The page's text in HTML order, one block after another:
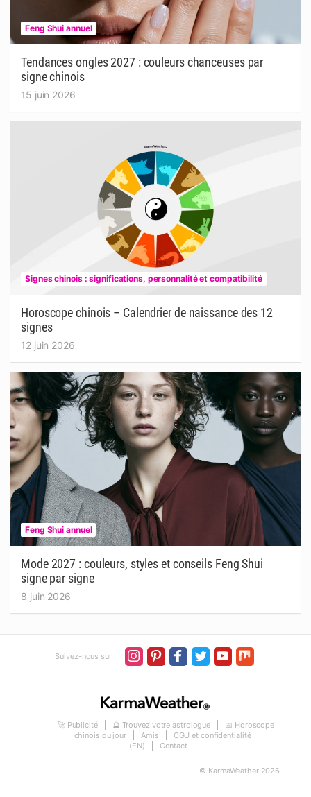
Feng Shui annuel
Tendances ongles 2027 : couleurs chanceuses par
signe chinois
15 juin 2026
Signes chinois : significations, personnalité et compatibilité
Horoscope chinois – Calendrier de naissance des 12
signes
12 juin 2026
Feng Shui annuel
Mode 2027 : couleurs, styles et conseils Feng Shui
signe par signe
8 juin 2026
Suivez-nous sur :
🚀 Publicité 🔮 Trouvez votre astrologue
📅 Horoscope
chinois du jour
Amis
CGU et confidentialité
(EN)
Contact
© KarmaWeather 2026